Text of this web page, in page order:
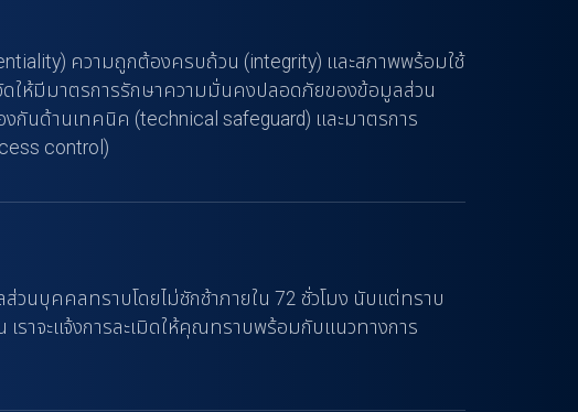
ความถูกต้องครบถ้วน (integrity) และสภาพพร้อมใช้
จัดให้มีมาตรการรักษาความมั่นคงปลอดภัยของข้อมูลส่วน
กันด้านเทคนิค (technical safeguard) และมาตรการ
control)
นบุคคลทราบโดยไม่ชักช้าภายใน 72 ชั่วโมง นับแต่ทราบ
ราจะแจ้งการละเมิดให้คุณทราบพร้อมกับแนวทางการ